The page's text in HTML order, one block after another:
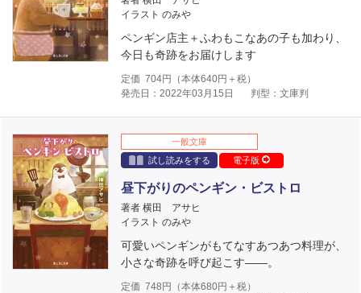
イラスト のみや
ペンギン店主＋ふわもこなあの子も加わり、
今日も奇跡をお届けします
定価 704円（本体640円＋税）
発売日：2022年03月15日
判型：文庫判
一般文庫
試し読みをする
電子版
昼下がりのペンギン・ビストロ
著者 横田 アサヒ
イラスト のみや
可愛いペンギンがもてなすあつあつ料理が、
小さな奇跡を呼び起こす――。
定価 748 円（本体680円＋税）